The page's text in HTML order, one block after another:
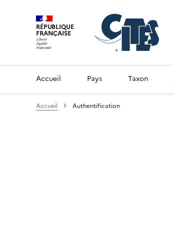
RÉPUBLIQUE
FRANÇAISE
Accueil Pays Taxon
Accueil Authentification